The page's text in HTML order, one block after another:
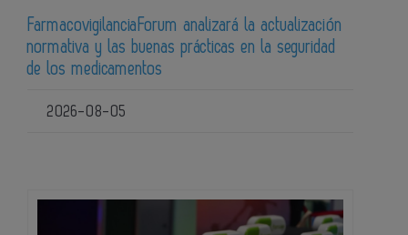
FarmacovigilanciaForum analizará la actualización
normativa y las buenas prácticas en la seguridad
de los medicamentos
2026-08-05